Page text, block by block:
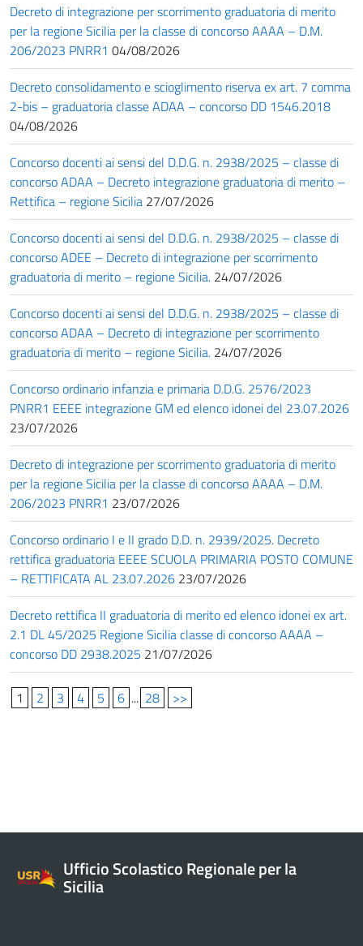
Decreto di integrazione per scorrimento graduatoria di merito
per la regione Sicilia per la classe di concorso AAAA – D.M.
206/2023 PNRR1 04/08/2026
Decreto consolidamento e scioglimento riserva ex art. 7 comma
2-bis – graduatoria classe ADAA – concorso DD 1546.2018
04/08/2026
Concorso docenti ai sensi del D.D.G. n. 2938/2025 – classe di
concorso ADAA – Decreto integrazione graduatoria di merito –
Rettifica – regione Sicilia 27/07/2026
Concorso docenti ai sensi del D.D.G. n. 2938/2025 – classe di
concorso ADEE – Decreto di integrazione per scorrimento
graduatoria di merito – regione Sicilia. 24/07/2026
Concorso docenti ai sensi del D.D.G. n. 2938/2025 – classe di
concorso ADAA – Decreto di integrazione per scorrimento
graduatoria di merito – regione Sicilia. 24/07/2026
Concorso ordinario infanzia e primaria D.D.G. 2576/2023
PNRR1 EEEE integrazione GM ed elenco idonei del 23.07.2026
23/07/2026
Decreto di integrazione per scorrimento graduatoria di merito
per la regione Sicilia per la classe di concorso AAAA – D.M.
206/2023 PNRR1 23/07/2026
Concorso ordinario I e II grado D.D. n. 2939/2025. Decreto
rettifica graduatoria EEEE SCUOLA PRIMARIA POSTO COMUNE
– RETTIFICATA AL 23.07.2026 23/07/2026
Decreto rettifica II graduatoria di merito ed elenco idonei ex art.
2.1 DL 45/2025 Regione Sicilia classe di concorso AAAA –
concorso DD 2938.2025 21/07/2026
1 2 3 4 5 6 ... 28 >>
Ufficio Scolastico Regionale per la
Sicilia